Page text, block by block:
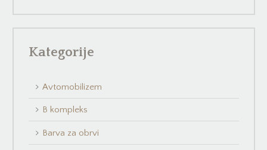
Kategorije
Avtomobilizem
B kompleks
Barva za obrvi